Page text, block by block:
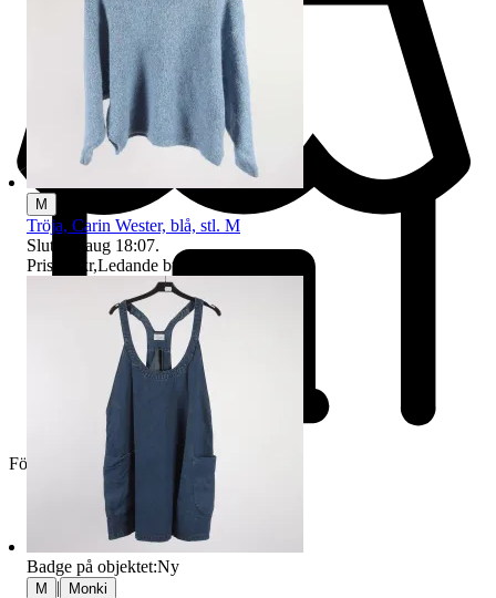
Företag
M
Tröja, Carin Wester, blå, stl. M
Sluttid
9 aug 18:07.
Pris:
59 kr,Ledande bud
Badge på objektet:Ny
M | Monki